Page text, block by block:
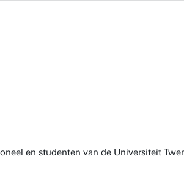
en studenten van de Universiteit